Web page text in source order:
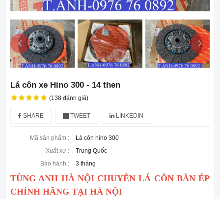
‹ ›
Lá côn xe Hino 300 - 14 then
(138 đánh giá)
SHARE TWEET LINKEDIN
Mã sản phẩm :
Lá côn hino 300
Xuất xứ :
Trung Quốc
Bảo hành :
3 tháng
TÙNG ANH HÀ NỘI CHUYÊN LÁ CÔN BÀN ÉP
CHÍNH HÃNG TẠI HÀ NỘI